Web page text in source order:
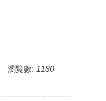
瀏覽數: 1180